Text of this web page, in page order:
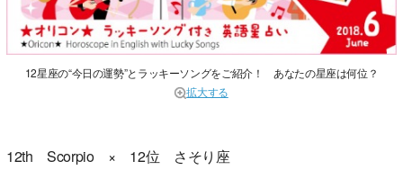
12星座の“今日の運勢”とラッキーソングをご紹介！ あなたの星座は何位？
拡大する
12th Scorpio × 12位 さそり座